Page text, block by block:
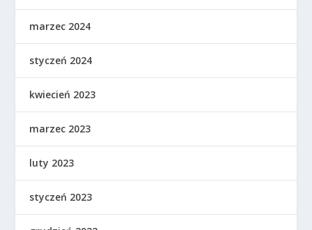
marzec 2024
styczeń 2024
kwiecień 2023
marzec 2023
luty 2023
styczeń 2023